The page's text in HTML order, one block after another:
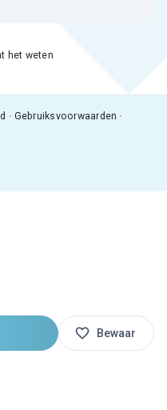
Bewaar
het weten
Gebruiksvoorwaarden